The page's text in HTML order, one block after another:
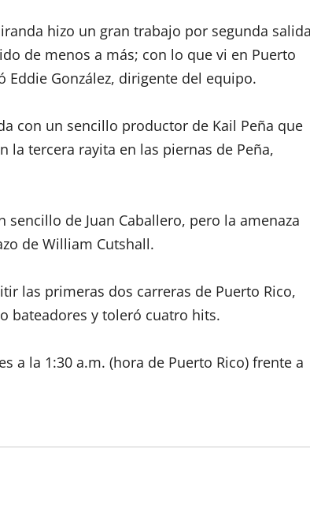
hizo un gran trabajo por segunda
de menos a más; con lo que vi en Puerto
González, dirigente del equipo.
con un sencillo productor de Kail Peña que
tercera rayita en las piernas de Peña,
de Juan Caballero, pero la amenaza
de William Cutshall.
las primeras dos carreras de Puerto Rico,
bateadores y toleró cuatro hits.
a la 1:30 a.m. (hora de Puerto Rico) frente a